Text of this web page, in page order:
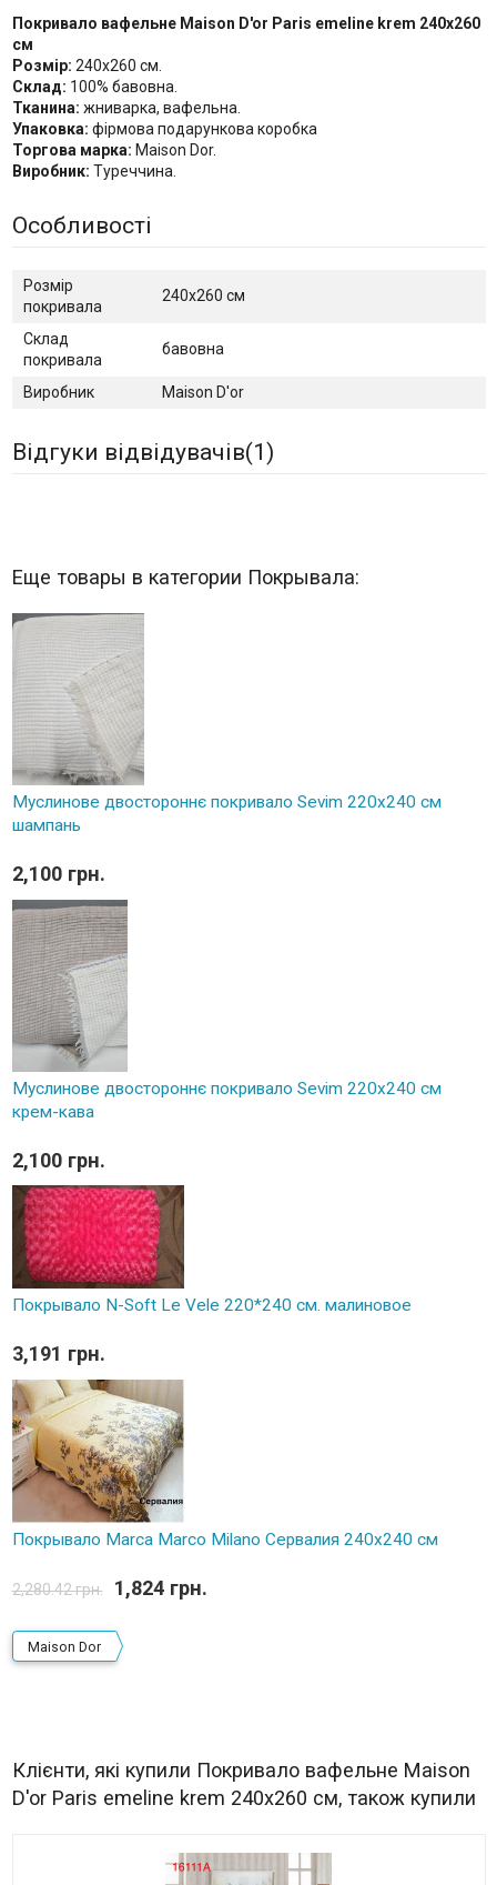
Покривало вафельне Maison D'or Paris emeline krem 240x260
см
Розмір: 240х260 см.
Склад: 100% бавовна.
Тканина: жниварка, вафельна.
Упаковка: фірмова подарункова коробка
Торгова марка: Maison Dor.
Виробник: Туреччина.
Особливості
Розмір
покривала
240х260 см
Склад
покривала
бавовна
Виробник Maison D'or
Відгуки відвідувачів(1 )
Еще товары в категории Покрывала:
Муслинове двостороннє покривало Sevim 220x240 см
шампань
2,100 грн.
Муслинове двостороннє покривало Sevim 220x240 см
крем-кава
2,100 грн.
Покрывало N-Soft Le Vele 220*240 см. малиновое
3,191 грн.
Покрывало Marca Marco Milano Сервалия 240х240 см
2,280.42 грн. 1,824 грн.
Maison Dor
Клієнти, які купили Покривало вафельне Maison
D'or Paris emeline krem 240x260 см, також купили